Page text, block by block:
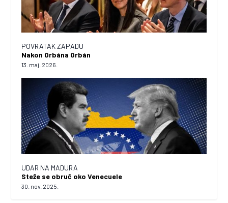
POVRATAK ZAPADU
Nakon Orbána Orbán
13. maj. 2026.
UDAR NA MADURA
Steže se obruč oko Venecuele
30. nov. 2025.